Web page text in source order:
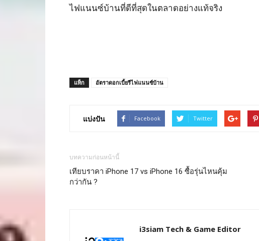
ไฟแนนซ์บ้านที่ดีที่สุดในตลาดอย่างแท้จริง
แท็ก อัตราดอกเบี้ยรีไฟแนนซ์บ้าน
แบ่งปัน Facebook Twitter
บทความก่อนหน้านี้
เทียบราคา iPhone 17 vs iPhone 16 ซื้อรุ่นไหนคุ้ม
กว่ากัน ?
i3siam Tech & Game Editor